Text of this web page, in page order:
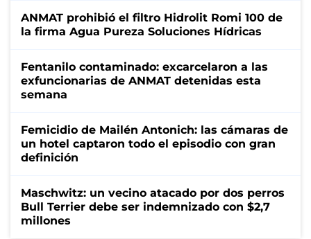
ANMAT prohibió el filtro Hidrolit Romi 100 de
la firma Agua Pureza Soluciones Hídricas
Fentanilo contaminado: excarcelaron a las
exfuncionarias de ANMAT detenidas esta
semana
Femicidio de Mailén Antonich: las cámaras de
un hotel captaron todo el episodio con gran
definición
Maschwitz: un vecino atacado por dos perros
Bull Terrier debe ser indemnizado con $2,7
millones